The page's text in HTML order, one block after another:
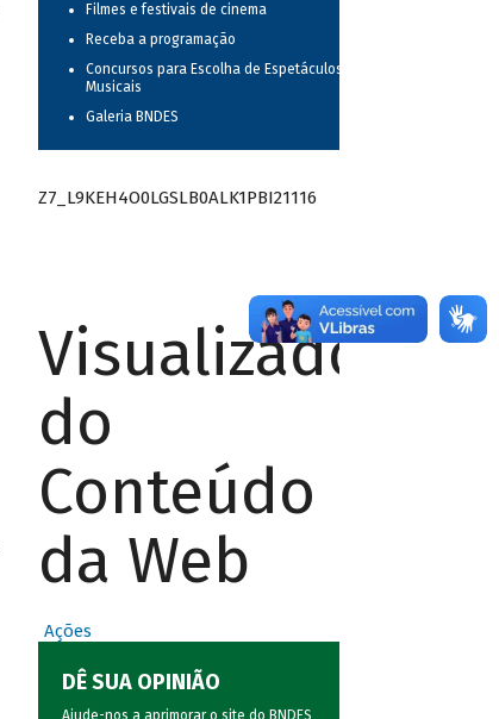
Filmes e festivais de cinema
Receba a programação
Concursos para Escolha de Espetáculos
Musicais
Galeria BNDES
Z7_L9KEH4O0LGSLB0ALK1PBI21116
Visualizador
do
Conteúdo
da Web
Ações
DÊ SUA OPINIÃO